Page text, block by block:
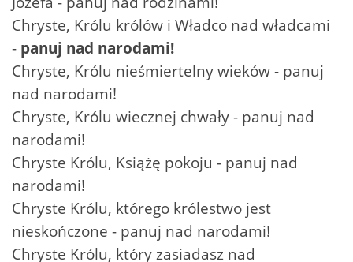
Chryste, Królu królów i Władco nad władcami
- panuj nad narodami!
Chryste, Królu nieśmiertelny wieków - panuj
nad narodami!
Chryste, Królu wiecznej chwały - panuj nad
narodami!
Chryste Królu, Książę pokoju - panuj nad
narodami!
Chryste Królu, którego królestwo jest
nieskończone - panuj nad narodami!
Chryste Królu, który zasiadasz nad